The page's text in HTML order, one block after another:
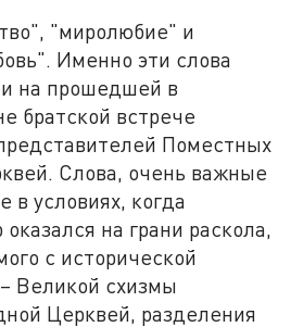
"миролюбие" и
Именно эти слова
на прошедшей в
братской встрече
Поместных
Слова, очень важные
условиях, когда
на грани раскола,
с исторической
Великой схизмы
Церквей, разделения